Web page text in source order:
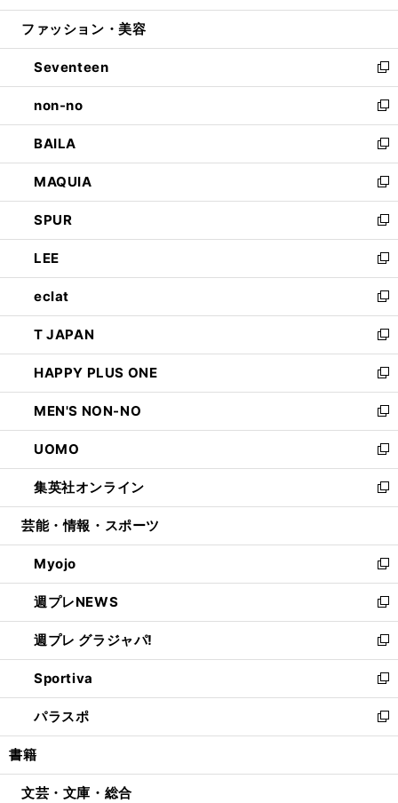
開
ウ
開
く
ン
ウ
で
開
く
ウ
ン
ド
ウ
で
開
く
ファッション・美容
Seventeen
新
し
い
ウ
ィ
ン
ド
ウ
で
開
く
non-no
新
し
い
ウ
ィ
ン
ド
ウ
で
開
く
BAILA
新
し
い
ウ
ィ
ン
ド
ウ
で
開
く
MAQUIA
新
し
い
ウ
ィ
ン
ド
ウ
で
開
く
SPUR
新
し
い
ウ
ィ
ン
ド
ウ
で
開
く
LEE
新
し
い
ウ
ィ
ン
ド
ウ
で
開
く
eclat
新
し
い
ウ
ィ
ン
ド
ウ
で
開
く
T JAPAN
新
し
い
ウ
ィ
ン
ド
ウ
で
開
HAPPY PLUS ONE
新
し
い
ウ
ィ
ン
ド
ウ
開
く
MEN'S NON-NO
新
し
い
ウ
ィ
ン
ウ
で
開
く
UOMO
新
し
い
ウ
ン
ド
ウ
で
開
く
集英社オンライン
新
し
ウ
ィ
ン
ド
ウ
で
開
く
芸能・情報・スポーツ
Myojo
新
し
い
ウ
ィ
ン
ド
ウ
で
開
週プレNEWS
新
し
い
ウ
ィ
ン
ド
ウ
開
週プレ グラジャパ!
新
し
い
ウ
ィ
ン
ウ
Sportiva
新
し
い
ウ
ン
パラスポ
新
し
ウ
書籍
文芸・文庫・総合